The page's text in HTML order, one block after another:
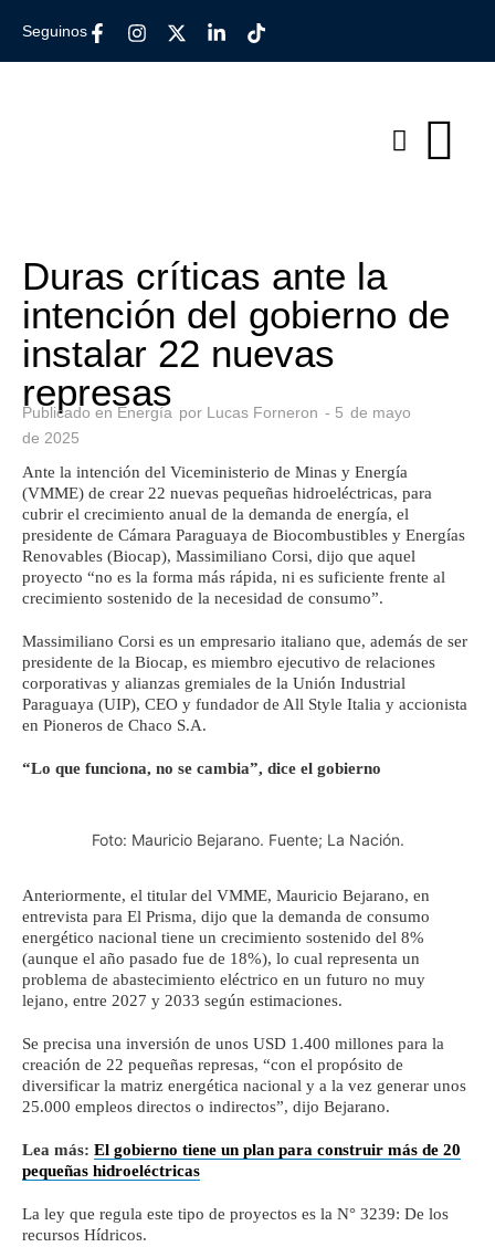
Seguinos
Duras críticas ante la
intención del gobierno de
instalar 22 nuevas
represas
Publicado en Energía por Lucas Forneron - 5 de mayo
de 2025
Ante la intención del Viceministerio de Minas y Energía
(VMME) de crear 22 nuevas pequeñas hidroeléctricas, para
cubrir el crecimiento anual de la demanda de energía, el
presidente de Cámara Paraguaya de Biocombustibles y Energías
Renovables (Biocap), Massimiliano Corsi, dijo que aquel
proyecto “no es la forma más rápida, ni es suficiente frente al
crecimiento sostenido de la necesidad de consumo”.
Massimiliano Corsi es un empresario italiano que, además de ser
presidente de la Biocap, es miembro ejecutivo de relaciones
corporativas y alianzas gremiales de la Unión Industrial
Paraguaya (UIP), CEO y fundador de All Style Italia y accionista
en Pioneros de Chaco S.A.
“Lo que funciona, no se cambia”, dice el gobierno
Foto: Mauricio Bejarano. Fuente; La Nación.
Anteriormente, el titular del VMME, Mauricio Bejarano, en
entrevista para El Prisma, dijo que la demanda de consumo
energético nacional tiene un crecimiento sostenido del 8%
(aunque el año pasado fue de 18%), lo cual representa un
problema de abastecimiento eléctrico en un futuro no muy
lejano, entre 2027 y 2033 según estimaciones.
Se precisa una inversión de unos USD 1.400 millones para la
creación de 22 pequeñas represas, “con el propósito de
diversificar la matriz energética nacional y a la vez generar unos
25.000 empleos directos o indirectos”, dijo Bejarano.
Lea más: El gobierno tiene un plan para construir más de 20
pequeñas hidroeléctricas
La ley que regula este tipo de proyectos es la N° 3239: De los
recursos Hídricos.